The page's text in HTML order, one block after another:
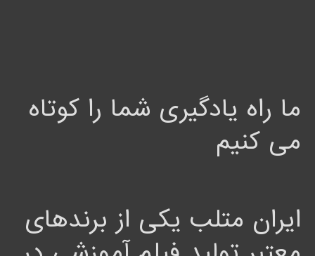
ما راه یادگیری شما را کوتاه
می کنیم
ایران متلب یکی از برندهای